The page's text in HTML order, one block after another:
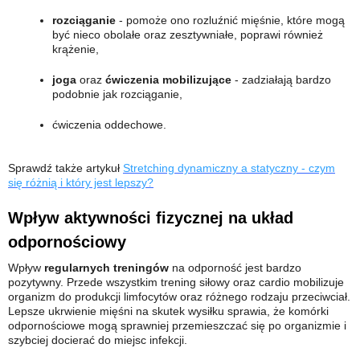
rozciąganie - pomoże ono rozluźnić mięśnie, które mogą
być nieco obolałe oraz zesztywniałe, poprawi również
krążenie,
joga oraz ćwiczenia mobilizujące - zadziałają bardzo
podobnie jak rozciąganie,
ćwiczenia oddechowe.
Sprawdź także artykuł Stretching dynamiczny a statyczny - czym
się różnią i który jest lepszy?
Wpływ aktywności fizycznej na układ
odpornościowy
Wpływ regularnych treningów na odporność jest bardzo
pozytywny. Przede wszystkim trening siłowy oraz cardio mobilizuje
organizm do produkcji limfocytów oraz różnego rodzaju przeciwciał.
Lepsze ukrwienie mięśni na skutek wysiłku sprawia, że komórki
odpornościowe mogą sprawniej przemieszczać się po organizmie i
szybciej docierać do miejsc infekcji.